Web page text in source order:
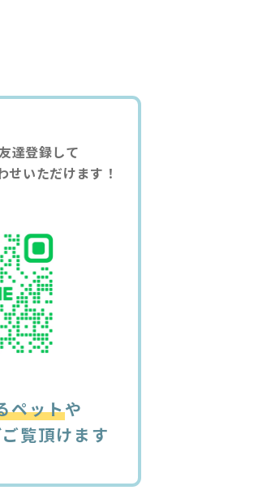
達登録して
せいただけます！
ペットや
覧頂けます